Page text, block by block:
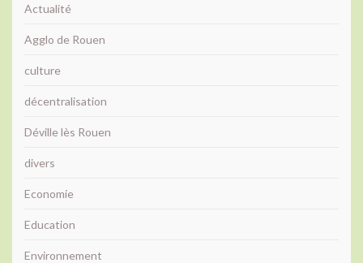
Actualité
Agglo de Rouen
culture
décentralisation
Déville lès Rouen
divers
Economie
Education
Environnement